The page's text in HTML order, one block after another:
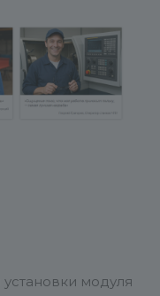
модуля